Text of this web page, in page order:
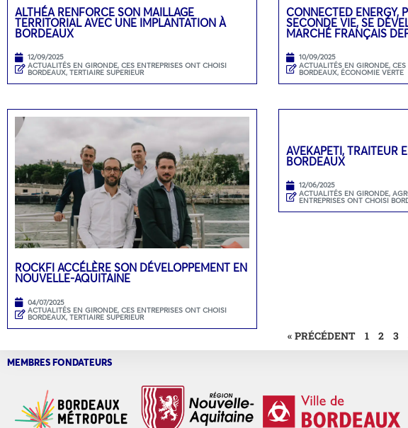
ALTHÉA RENFORCE SON MAILLAGE
TERRITORIAL AVEC UNE IMPLANTATION À
BORDEAUX
12/09/2025
ACTUALITÉS EN GIRONDE, CES ENTREPRISES ONT CHOISI
BORDEAUX, TERTIAIRE SUPERIEUR
CONNECTED ENERGY,
SECONDE VIE, SE
MARCHÉ FRANÇAIS
10/09/2025
ACTUALITÉS EN GIRONDE,
BORDEAUX, ÉCONOMIE VERTE
ROCKFI ACCÉLÈRE SON DÉVELOPPEMENT EN
NOUVELLE-AQUITAINE
04/07/2025
ACTUALITÉS EN GIRONDE, CES ENTREPRISES ONT CHOISI
BORDEAUX, TERTIAIRE SUPERIEUR
AVEKAPETI, TRAITEUR
BORDEAUX
12/06/2025
ACTUALITÉS EN GIRONDE,
ENTREPRISES ONT CHOISI
« PRÉCÉDENT 1 2 3
MEMBRES FONDATEURS